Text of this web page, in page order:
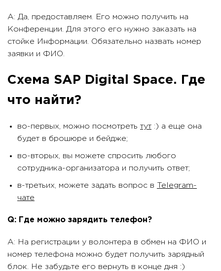
A: Да, предоставляем. Его можно получить на
Конференции. Для этого его нужно заказать на
стойке Информации. Обязательно назвать номер
заявки и ФИО.
Схема SAP Digital Space. Где
что найти?
во-первых, можно посмотреть тут :) а еще она
будет в брошюре и бейдже;
во-вторых, вы можете спросить любого
сотрудника-организатора и получить ответ;
в-третьих, можете задать вопрос в
Telegram-
чате
Q: Где можно зарядить телефон?
A: На регистрации у волонтера в обмен на ФИО и
номер телефона можно будет получить зарядный
блок. Не забудьте его вернуть в конце дня :)